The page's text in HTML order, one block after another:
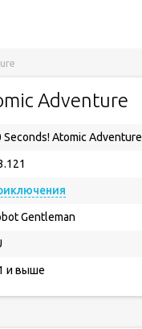
Adventure
Seconds! Atomic Adventure
Gentleman
и выше